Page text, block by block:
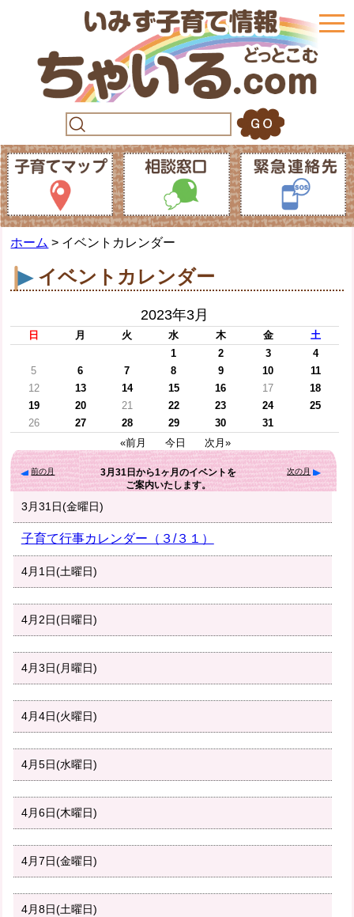
ホーム > イベントカレンダー
イベントカレンダー
2023年3月
日 月 火 水 木 金
土
1
2 3
4
5
6 7 8 9 10
11
12
13 14 15 16 17
18
19
20 21 22 23 24
25
26
27 28 29 30
31
«前月
今日 次月»
前の月 3月31日 から1ヶ月のイベントを
ご案内いたします。
次の月
3月31日(金曜日)
子育て行事カレンダー（３/３１）
4月1日(土曜日)
4月2日(日曜日)
4月3日(月曜日)
4月4日(火曜日)
4月5日(水曜日)
4月6日(木曜日)
4月7日(金曜日)
4月8日(土曜日)